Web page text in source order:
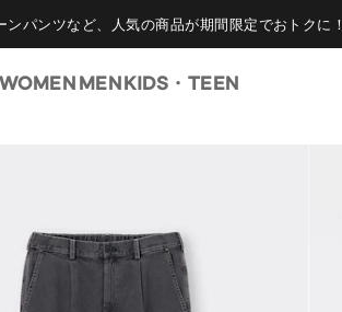
ンパンツなど、人気の商品が期間限定でおトクに！
WOMEN MENKIDS・TEEN